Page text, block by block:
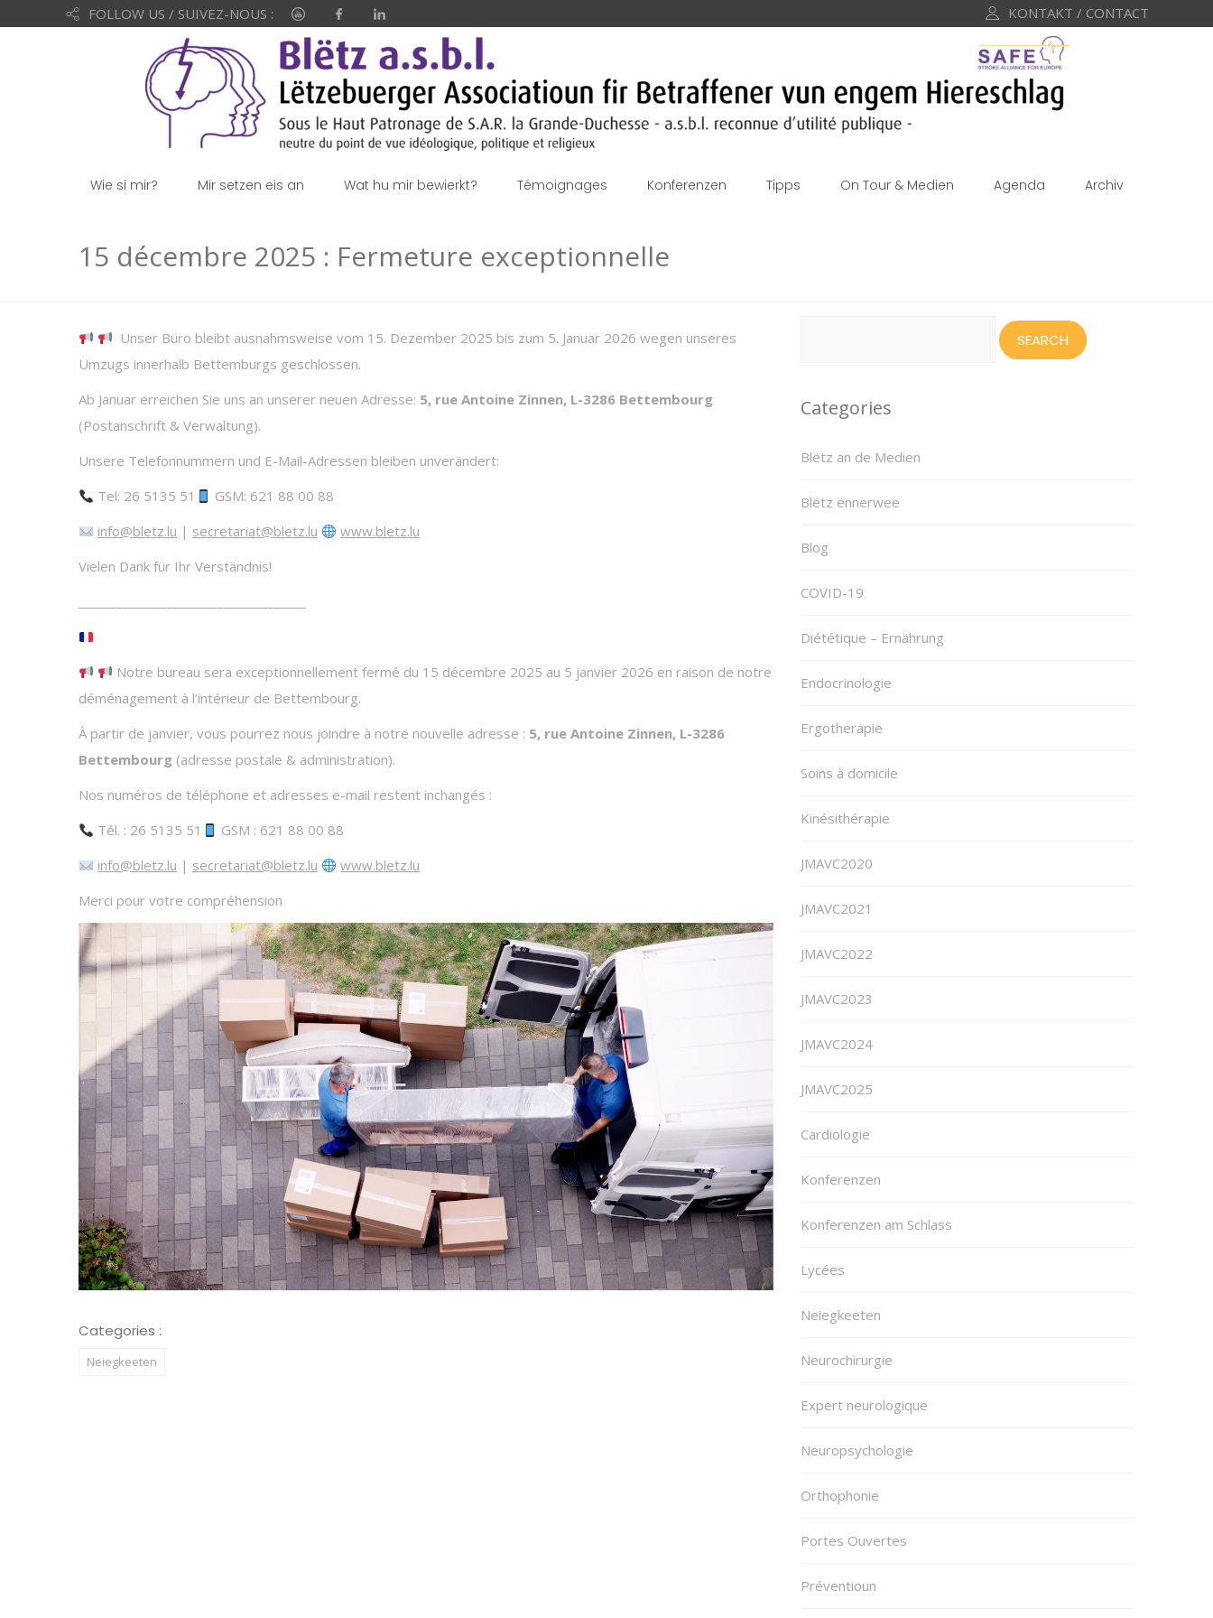
FOLLOW US / SUIVEZ-NOUS : KONTAKT / CONTACT
Wie si mir? Mir setzen eis an Wat hu mir bewierkt? Témoignages Konferenzen Tipps On Tour & Medien Agenda Archiv
15 décembre 2025 : Fermeture exceptionnelle
Unser Büro bleibt ausnahmsweise vom 15. Dezember 2025 bis zum 5. Januar 2026 wegen unseres
Umzugs innerhalb Bettemburgs geschlossen.
Ab Januar erreichen Sie uns an unserer neuen Adresse: 5, rue Antoine Zinnen, L-3286 Bettembourg
(Postanschrift & Verwaltung).
Unsere Telefonnummern und E-Mail-Adressen bleiben unverändert:
Tel: 26 5135 51
GSM: 621 88 00 88
info@bletz.lu | secretariat@bletz.lu
www.bletz.lu
Vielen Dank für Ihr Verständnis!
Notre bureau sera exceptionnellement fermé du 15 décembre 2025 au 5 janvier 2026 en raison de notre
déménagement à l’intérieur de Bettembourg.
À partir de janvier, vous pourrez nous joindre à notre nouvelle adresse : 5, rue Antoine Zinnen, L-3286
Bettembourg (adresse postale & administration).
Nos numéros de téléphone et adresses e-mail restent inchangés :
Tél. : 26 5135 51
GSM : 621 88 00 88
info@bletz.lu | secretariat@bletz.lu
www.bletz.lu
Merci pour votre compréhension
Categories :
Neiegkeeten
Categories
Blëtz an de Medien
Blëtz ënnerwee
Blog
COVID-19
Diététique – Ernährung
Endocrinologie
Ergotherapie
Soins à domicile
Kinésithérapie
JMAVC2020
JMAVC2021
JMAVC2022
JMAVC2023
JMAVC2024
JMAVC2025
Cardiologie
Konferenzen
Konferenzen am Schlass
Lycées
Neiegkeeten
Neurochirurgie
Expert neurologique
Neuropsychologie
Orthophonie
Portes Ouvertes
Préventioun